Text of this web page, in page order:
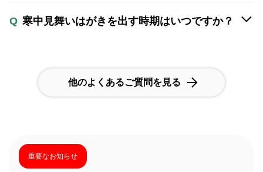
Q 寒中見舞いはがきを出す時期はいつですか？
他のよくあるご質問を見る
重要なお知らせ